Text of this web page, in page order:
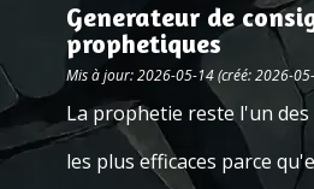
Generateur de
prophetiques
Mis à jour: 2026-05-14 (créé: 2026-
La prophetie reste l'un
les plus efficaces parce